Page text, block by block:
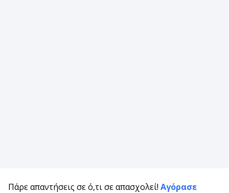
Πάρε απαντήσεις σε ό,τι σε απασχολεί! Αγόρασε